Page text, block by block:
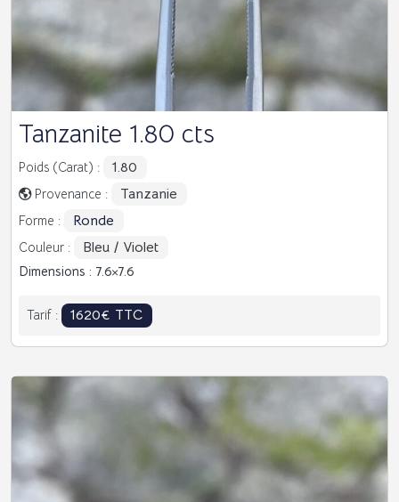
Tanzanite 1.80 cts
Poids (Carat) : 1.80
Provenance : Tanzanie
Forme : Ronde
Couleur : Bleu / Violet
Dimensions : 7.6 7.6
Tarif : 1620€ TTC